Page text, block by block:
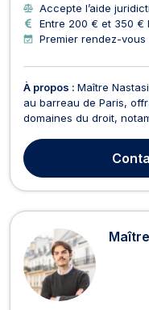
Accepte l’aide
Entre 200 € et 350 €
Premier rendez-vous
À propos : Maître
au barreau de Paris,
domaines du droit,
mineurs. En Droit de la
ses clients dans des